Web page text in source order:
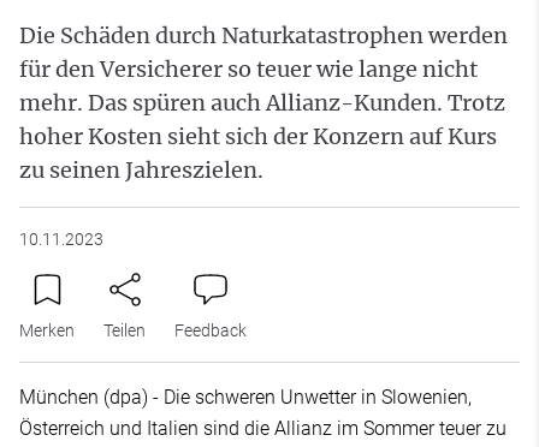
Die Schäden durch Naturkatastrophen werden
für den Versicherer so teuer wie lange nicht
mehr. Das spüren auch Allianz-Kunden. Trotz
hoher Kosten sieht sich der Konzern auf Kurs
zu seinen Jahreszielen.
10.11.2023
Merken Teilen Feedback
München (dpa) - Die schweren Unwetter in Slowenien,
Österreich und Italien sind die Allianz im Sommer teuer zu